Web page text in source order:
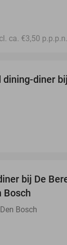
ca. €3,50
dining-diner
bij De
Bosch
Bosch